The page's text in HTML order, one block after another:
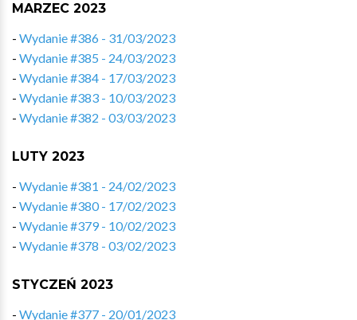
MARZEC 2023
- Wydanie #386 - 31/03/2023
- Wydanie #385 - 24/03/2023
- Wydanie #384 - 17/03/2023
- Wydanie #383 - 10/03/2023
- Wydanie #382 - 03/03/2023
LUTY 2023
- Wydanie #381 - 24/02/2023
- Wydanie #380 - 17/02/2023
- Wydanie #379 - 10/02/2023
- Wydanie #378 - 03/02/2023
STYCZEŃ 2023
- Wydanie #377 - 20/01/2023